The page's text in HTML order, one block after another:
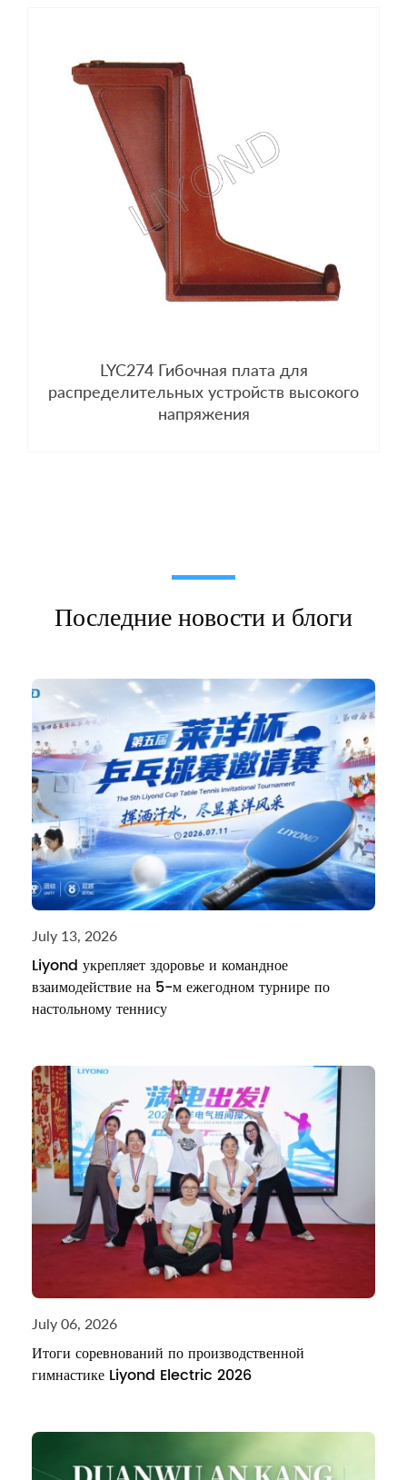
LYC274 Гибочная плата для
распределительных устройств высокого
напряжения
Последние новости и блоги
July 13, 2026
Liyond укрепляет здоровье и командное
взаимодействие на 5-м ежегодном турнире по
настольному теннису
July 06, 2026
Итоги соревнований по производственной
гимнастике Liyond Electric 2026